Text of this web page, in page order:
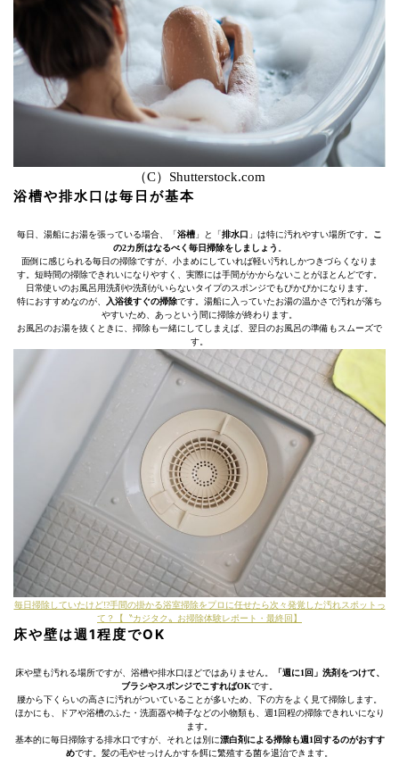
（C）Shutterstock.com
浴槽や排水口は毎日が基本
毎日、湯船にお湯を張っている場合、「浴槽 」と「排水口 」は特に汚れやすい場所です。 こ
の2カ所はなるべく毎日掃除をしましょう
面倒に感じられる毎日の掃除ですが、小まめにしていれば軽い汚れしかつきづらくなりま
す。短時間の掃除できれいになりやすく、実際には手間がかからないことがほとんどです。
日常使いのお風呂用洗剤や洗剤がいらないタイプのスポンジでもぴかぴかになります。
特におすすめなのが、
入浴後すぐの掃除です。湯船に入っていたお湯の温かさで汚れが落ち
やすいため、あっという間に掃除が終わります。
お風呂のお湯を抜くときに、掃除も一緒にしてしまえば、翌日のお風呂の準備もスムーズで
す。
毎日掃除していたけど!?手間の掛かる浴室掃除をプロに任せたら次々発覚した汚れスポットっ
て？【〝カジタク〟お掃除体験レポート・最終回】
床や壁は週1程度でOK
床や壁も汚れる場所ですが、浴槽や排水口ほどではありません。
「週に1回」洗剤をつけて、
ブラシやスポンジでこすればOKです。
腰から下くらいの高さに汚れがついていることが多いため、下の方をよく見て掃除します。
ほかにも、ドアや浴槽のふた・洗面器や椅子などの小物類も、週1回程の掃除できれいになり
ます。
基本的に毎日掃除する排水口ですが、それとは別に漂白剤による掃除も週1回するのがおすす
めです。髪の毛やせっけんかすを餌に繁殖する菌を退治できます。